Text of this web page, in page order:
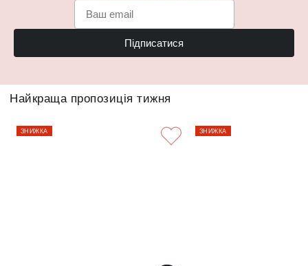
Підписатися
Найкраща пропозиція тижня
ЗНИЖКА ЗНИЖКА